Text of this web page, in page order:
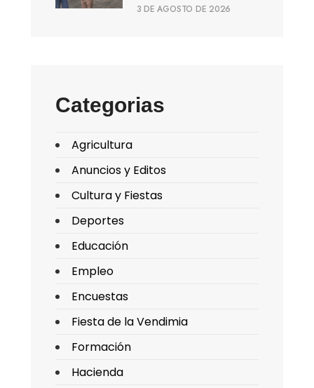
3 DE AGOSTO DE 2026
Categorias
Agricultura
Anuncios y Editos
Cultura y Fiestas
Deportes
Educación
Empleo
Encuestas
Fiesta de la Vendimia
Formación
Hacienda